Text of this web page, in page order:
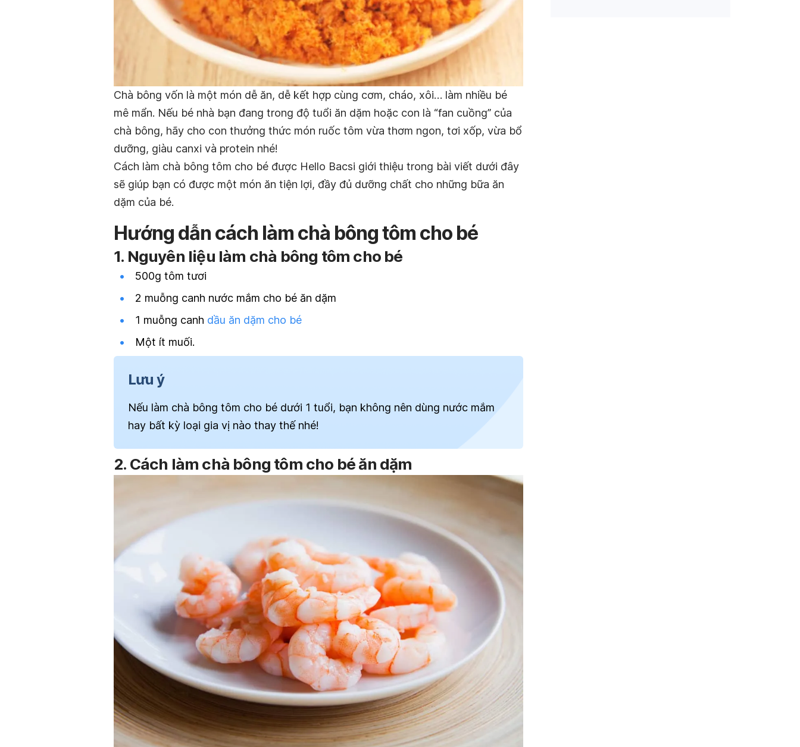
Chà bông vốn là một món dễ ăn, dễ kết hợp cùng cơm, cháo, xôi… làm nhiều bé
mê mẩn. Nếu bé nhà bạn đang trong độ tuổi ăn dặm hoặc con là “fan cuồng” của
chà bông, hãy cho con thưởng thức món ruốc tôm vừa thơm ngon, tơi xốp, vừa bổ
dưỡng, giàu canxi và protein nhé!
Cách làm chà bông tôm cho bé được Hello Bacsi giới thiệu trong bài viết dưới đây
sẽ giúp bạn có được một món ăn tiện lợi, đầy đủ dưỡng chất cho những bữa ăn
dặm của bé.
Hướng dẫn cách làm chà bông tôm cho bé
1. Nguyên liệu làm chà bông tôm cho bé
500g tôm tươi
2 muỗng canh nước mắm cho bé ăn dặm
1 muỗng canh dầu ăn dặm cho bé
Một ít muối.
Lưu ý
Nếu làm chà bông tôm cho bé dưới 1 tuổi, bạn không nên dùng nước mắm
hay bất kỳ loại gia vị nào thay thế nhé!
2. Cách làm chà bông tôm cho bé ăn dặm